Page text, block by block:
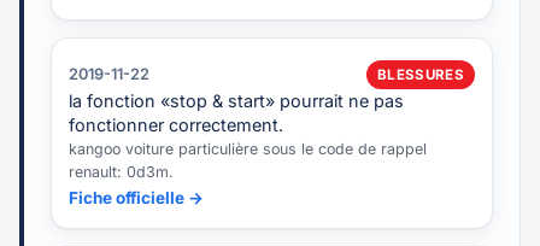
2019-11-22 BLESSURES
la fonction «stop & start» pourrait ne pas
fonctionner correctement.
kangoo voiture particulière sous le code de rappel
renault: 0d3m.
Fiche officielle →